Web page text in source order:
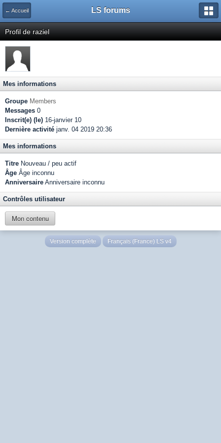
← Accueil LS forums
Profil de raziel
Mes informations
Groupe Members
Messages 0
Inscrit(e) (le) 16-janvier 10
Dernière activité janv. 04 2019 20:36
Mes informations
Titre Nouveau / peu actif
Âge Âge inconnu
Anniversaire Anniversaire inconnu
Contrôles utilisateur
Mon contenu
Version complète Français (France) LS v4